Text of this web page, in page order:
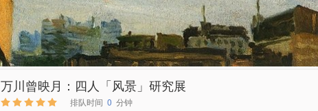
万川曾映月：四人「风景」研究展
排队时间 0 分钟